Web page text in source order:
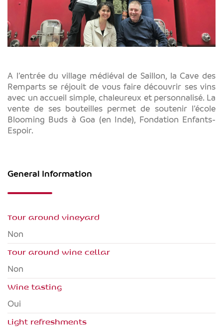
A l’entrée du village médiéval de Saillon, la Cave des
Remparts se réjouit de vous faire découvrir ses vins
avec un accueil simple, chaleureux et personnalisé. La
vente de ses bouteilles permet de soutenir l’école
Blooming Buds à Goa (en Inde), Fondation Enfants-
Espoir.
General Information
Tour around vineyard
Non
Tour around wine cellar
Non
Wine tasting
Oui
Light refreshments